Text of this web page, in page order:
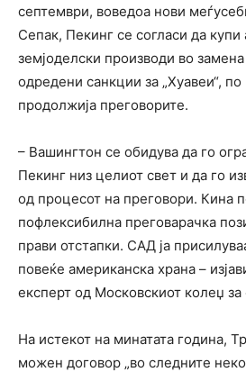
септември, воведоа нови
Сепак, Пекинг се согласи да
земјоделски производи во
одредени санкции за „Хуавеи“,
продолжија преговорите.
– Вашингтон се обидува да го
Пекинг низ целиот свет и да го
од процесот на преговори. Кина
пофлексибилна преговарачка
прави отстапки. САД ја
повеќе американска храна –
експерт од Московскиот колеџ за
На истекот на минатата година,
можен договор „во следните